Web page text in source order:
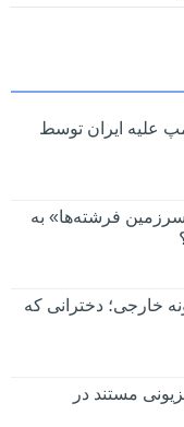
علیه ایران توسط
فرشته‌ها» به
خارجی؛ دخترانی که
مستند در